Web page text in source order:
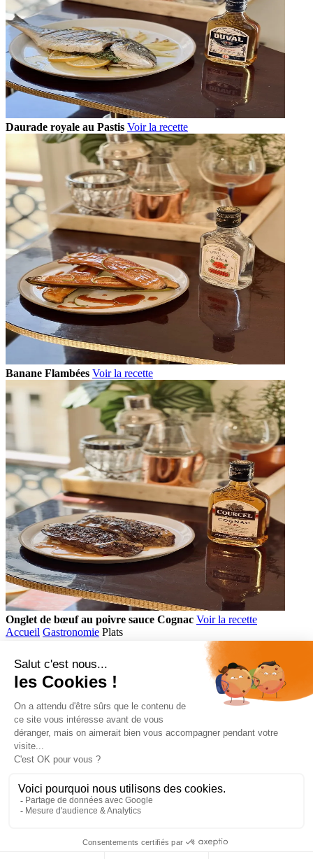
Daurade royale au Pastis Voir la recette
Banane Flambées Voir la recette
Onglet de bœuf au poivre sauce Cognac Voir la recette
Accueil Gastronomie Plats
Accès rapide
Gamme
Gastronomie
Informations
Mentions légales
Politique de confidentialité
Ce site est protégé par le reCAPTCHA Google.
Politique de confidentialitéetconditions d’utilisations
L’abus d’alcool est dangereux pour la santé, à consommer avec